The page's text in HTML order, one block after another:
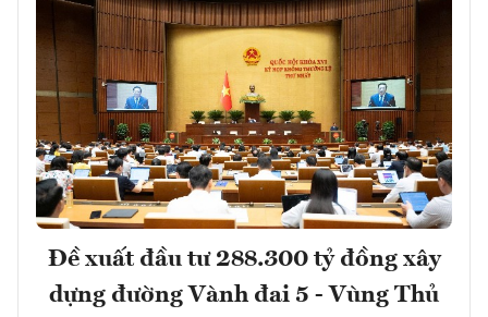
Đề xuất đầu tư 288.300 tỷ đồng xây
dựng đường Vành đai 5 - Vùng Thủ